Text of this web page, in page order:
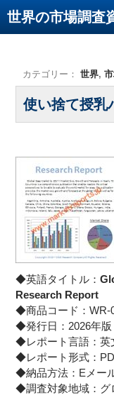
世界の市場調査
カテゴリー： 世界,
使い捨て授乳
◆英語タイトル：
Research Report
◆商品コード：WR-
◆発行日：2026年版
◆レポート言語：英
◆レポート形式：
◆納品方法：Eメー
◆調査対象地域：グ